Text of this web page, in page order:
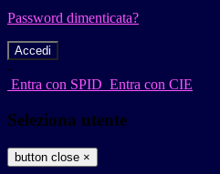
Password dimenticata?
-
Entra con SPID Entra con CIE
Seleziona utente
button close ×